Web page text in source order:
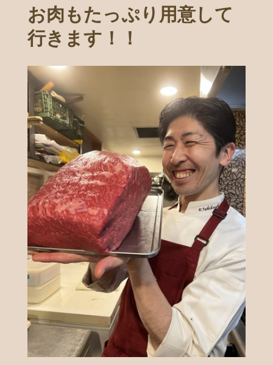
お肉もたっぷり用意して
行きます！！